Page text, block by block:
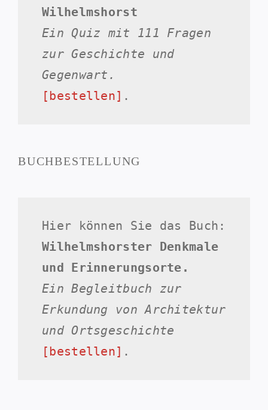
Wilhelmshorst
Ein Quiz mit 111 Fragen
zur Geschichte und
Gegenwart.
[bestellen] .
BUCHBESTELLUNG
Hier können Sie das Buch:
Wilhelmshorster Denkmale
und Erinnerungsorte.
Ein Begleitbuch zur
Erkundung von Architektur
und Ortsgeschichte
[bestellen] .